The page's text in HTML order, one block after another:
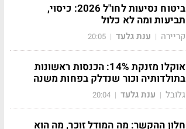
ביטוח נסיעות לחו"ל 2026: כיסוי,
תביעות ומה לא כלול
קריירה | ענת גלעד |
20:05
אוקלו מזנקת 14%: הכנסות ראשונות
בתולדותיה וכור שנדלק בפחות משנה
גלובל | ענת גלעד |
20:04
חלון ההקשר: מה המודל זוכר, מה הוא